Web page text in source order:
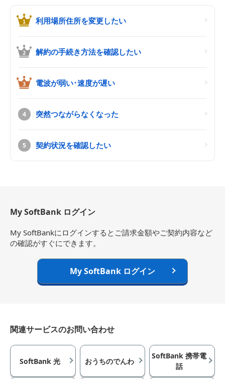
利用場所住所を変更したい
解約の手続き方法を確認したい
電波が弱い･速度が遅い
突然つながらなくなった
契約状況を確認したい
My SoftBank ログイン
My SoftBankにログインするとご請求金額やご契約内容など
の確認がすぐにできます。
My SoftBank ログイン
関連サービスのお問い合わせ
SoftBank 光 おうちのでんわ
SoftBank 携帯電
話